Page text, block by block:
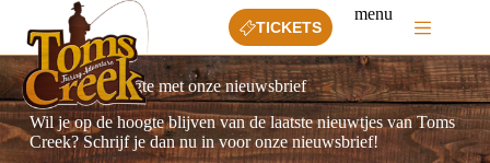
naar
inhoud
TICKETS
menu
Blijf op de hoogte met onze nieuwsbrief
Wil je op de hoogte blijven van de laatste nieuwtjes van Toms
Creek? Schrijf je dan nu in voor onze nieuwsbrief!